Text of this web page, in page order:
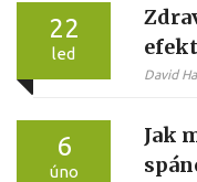
22
led
David
6
úno
Jak